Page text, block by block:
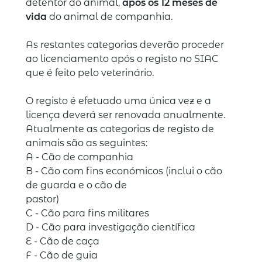
detentor do animal, após os 12 meses de
vida do animal de companhia.
As restantes categorias deverão proceder
ao licenciamento após o registo no SIAC
que é feito pelo veterinário.
O registo é efetuado uma única vez e a
licença deverá ser renovada anualmente.
Atualmente as categorias de registo de
animais são as seguintes:
A - Cão de companhia
B - Cão com fins económicos (inclui o cão
de guarda e o cão de
pastor)
C - Cão para fins militares
D - Cão para investigação científica
E - Cão de caça
F - Cão de guia